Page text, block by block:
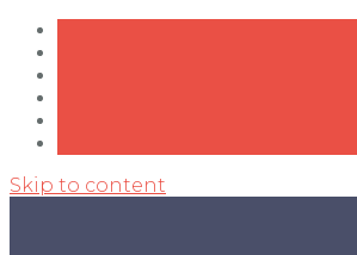
Skip to content